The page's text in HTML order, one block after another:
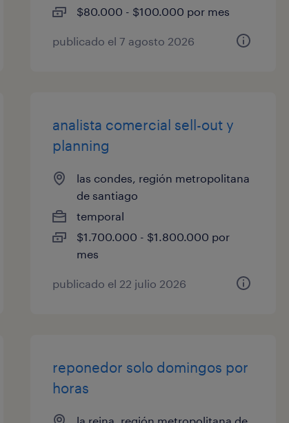
$80.000 - $100.000 por mes
publicado el 7 agosto 2026
analista comercial sell-out y
planning
las condes, región metropolitana
de santiago
temporal
$1.700.000 - $1.800.000 por
mes
publicado el 22 julio 2026
reponedor solo domingos por
horas